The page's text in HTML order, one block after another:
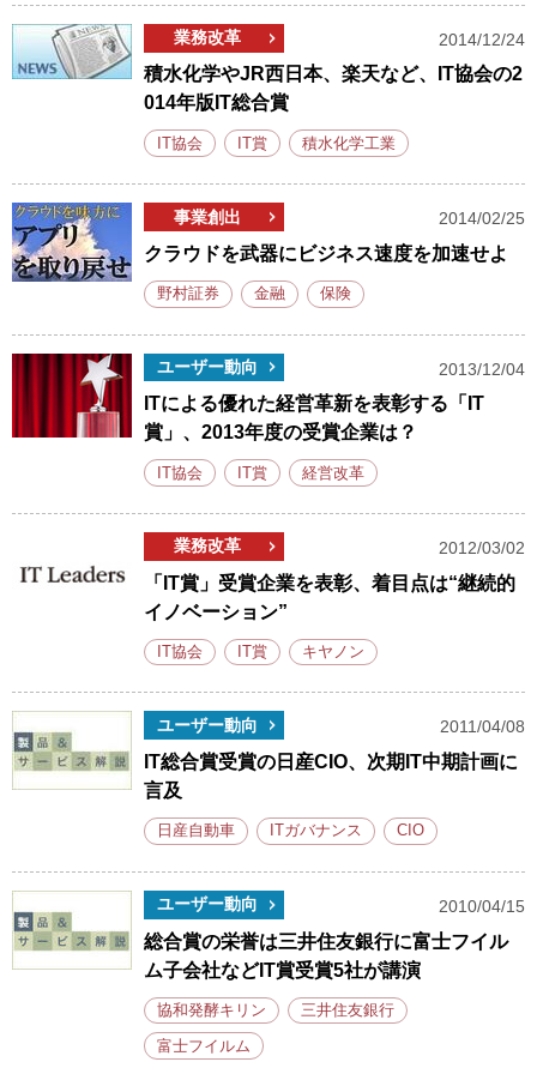
業務改革 2014/12/24
積水化学やJR西日本、楽天など、IT協会の2
014年版IT総合賞
IT協会 IT賞 積水化学工業
事業創出 2014/02/25
クラウドを武器にビジネス速度を加速せよ
野村証券 金融 保険
ユーザー動向 2013/12/04
ITによる優れた経営革新を表彰する「IT
賞」、2013年度の受賞企業は？
IT協会 IT賞 経営改革
業務改革 2012/03/02
「IT賞」受賞企業を表彰、着目点は“継続的
イノベーション”
IT協会 IT賞 キヤノン
ユーザー動向 2011/04/08
IT総合賞受賞の日産CIO、次期IT中期計画に
言及
日産自動車 ITガバナンス CIO
ユーザー動向 2010/04/15
総合賞の栄誉は三井住友銀行に富士フイル
ム子会社などIT賞受賞5社が講演
協和発酵キリン 三井住友銀行
富士フイルム